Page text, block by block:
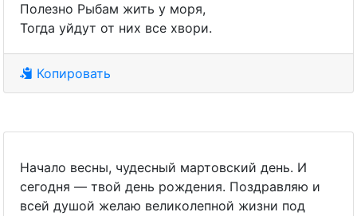
Полезно Рыбам жить у моря,
Тогда уйдут от них все хвори.
Копировать
Начало весны, чудесный мартовский день. И
сегодня — твой день рождения. Поздравляю и
всей душой желаю великолепной жизни под